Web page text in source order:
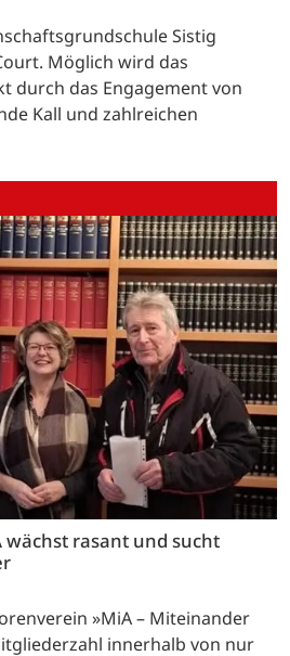
Sistig
Möglich wird das
durch das Engagement von
Kall und zahlreichen
rasant und sucht
»MiA – Miteinander
innerhalb von nur